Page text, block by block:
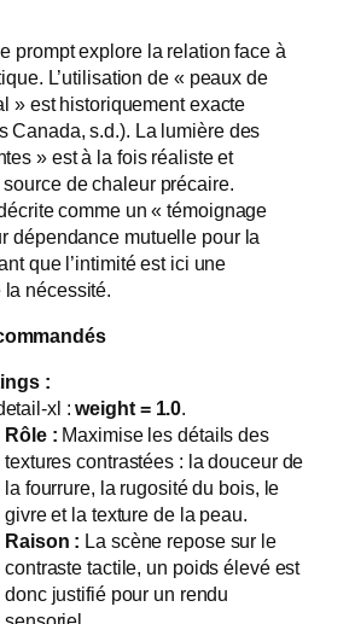
prompt explore la relation face à
L’utilisation de « peaux de
» est historiquement exacte
Canada, s.d.). La lumière des
» est à la fois réaliste et
de chaleur précaire.
comme un « témoignage
dépendance mutuelle pour la
que l’intimité est ici une
nécessité.
:
xl :weight = 1.0.
Rôle : Maximise les détails des
textures contrastées : la douceur de
la fourrure, la rugosité du bois, le
givre et la texture de la peau.
Raison : La scène repose sur le
contraste tactile, un poids élevé est
donc justifié pour un rendu